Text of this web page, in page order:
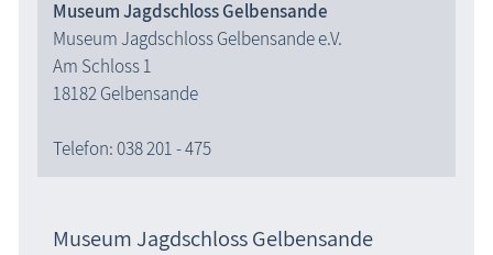
Museum Jagdschloss Gelbensande
Museum Jagdschloss Gelbensande e.V.
Am Schloss 1
18182 Gelbensande
Telefon: 038 201 - 475
Museum Jagdschloss Gelbensande